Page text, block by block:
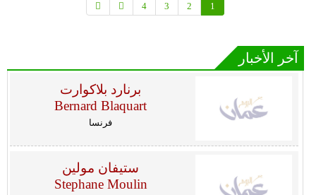
1
2
3
4
آخر الأخبار
برنارد بلاكوارت
Bernard Blaquart
فرنسا
ستيفان مولين
Stephane Moulin